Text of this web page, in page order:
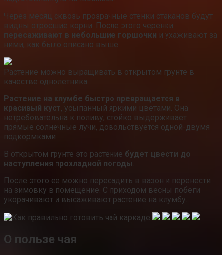
Через месяц сквозь прозрачные стенки стаканов будут
видны отросшие корни. После этого черенки
пересаживают в небольшие горшочки и ухаживают за
ними, как было описано выше.
Растение можно выращивать в открытом грунте в
качестве однолетника
Растение на клумбе быстро превращается в
красивый куст, усыпанный яркими цветами. Она
нетребовательна к поливу, стойко выдерживает
прямые солнечные лучи, довольствуется одной-двумя
подкормками.
В открытом грунте это растение будет цвести до
наступления прохладной погоды.
После этого ее можно пересадить в вазон и перенести
на зимовку в помещение. С приходом весны побеги
укорачивают и высаживают растение на клумбу.
О пользе чая